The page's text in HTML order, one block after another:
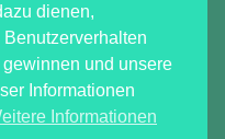
dienen,
Benutzerverhalten
und unsere
Informationen
Informationen